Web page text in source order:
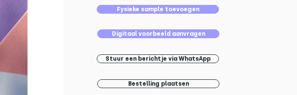
Fysieke sample toevoegen
Digitaal voorbeeld aanvragen
Stuur een berichtje via WhatsApp
Bestelling plaatsen